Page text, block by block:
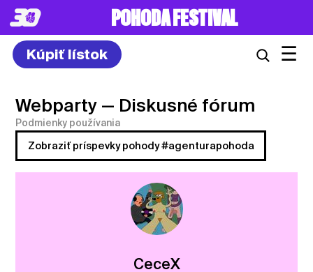
POHODA FESTIVAL
Kúpiť lístok ☰
Webparty — Diskusné fórum
Podmienky používania
Zobraziť príspevky pohody #agenturapohoda
CeceX